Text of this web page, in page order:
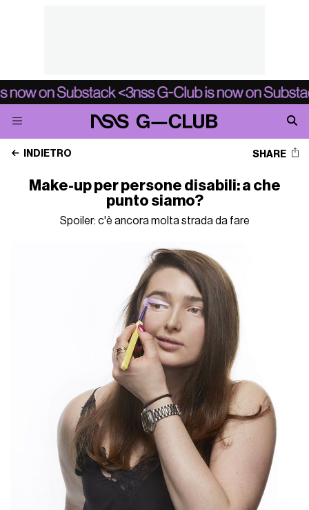
INDIETRO SHARE
Make-up per persone disabili: a che
punto siamo?
Spoiler: c'è ancora molta strada da fare